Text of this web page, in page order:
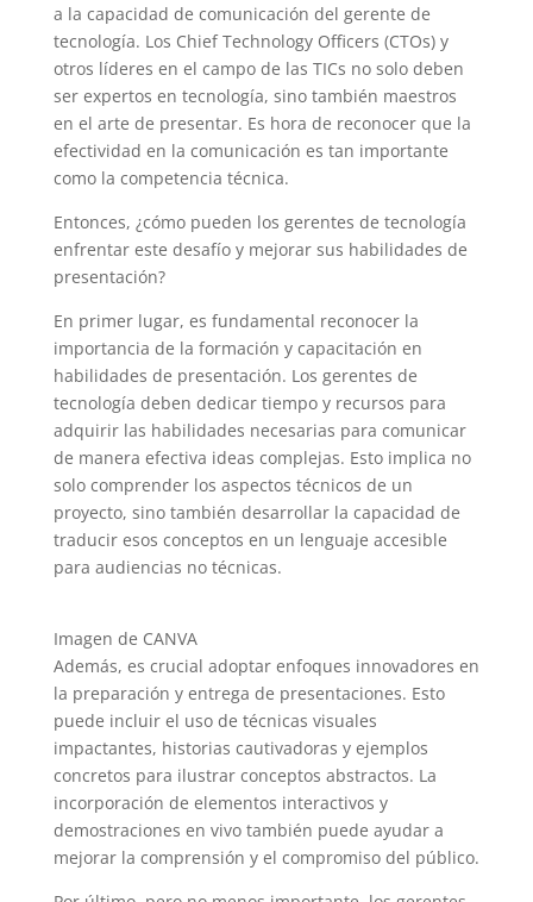
a la capacidad de comunicación del gerente de
tecnología. Los Chief Technology Officers (CTOs) y
otros líderes en el campo de las TICs no solo deben
ser expertos en tecnología, sino también maestros
en el arte de presentar. Es hora de reconocer que la
efectividad en la comunicación es tan importante
como la competencia técnica.
Entonces, ¿cómo pueden los gerentes de tecnología
enfrentar este desafío y mejorar sus habilidades de
presentación?
En primer lugar, es fundamental reconocer la
importancia de la formación y capacitación en
habilidades de presentación. Los gerentes de
tecnología deben dedicar tiempo y recursos para
adquirir las habilidades necesarias para comunicar
de manera efectiva ideas complejas. Esto implica no
solo comprender los aspectos técnicos de un
proyecto, sino también desarrollar la capacidad de
traducir esos conceptos en un lenguaje accesible
para audiencias no técnicas.
Imagen de CANVA
Además, es crucial adoptar enfoques innovadores en
la preparación y entrega de presentaciones. Esto
puede incluir el uso de técnicas visuales
impactantes, historias cautivadoras y ejemplos
concretos para ilustrar conceptos abstractos. La
incorporación de elementos interactivos y
demostraciones en vivo también puede ayudar a
mejorar la comprensión y el compromiso del público.